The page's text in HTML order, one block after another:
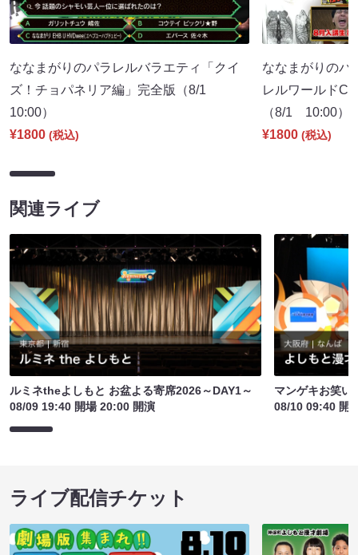
ななまがりのパラレルバラエティ「クイ
ズ！チョパネリア編」完全版（8/1
10:00）
¥1800 (税込)
ななまがりのパ
レルワールド
（8/1 10:00）
¥1800 (税込)
関連ライブ
ルミネtheよしもと お盆よる寄席2026～DAY1～
08/09 19:40 開場 20:00 開演
マンゲキお笑い
08/10 09:40 開
ライブ配信チケット